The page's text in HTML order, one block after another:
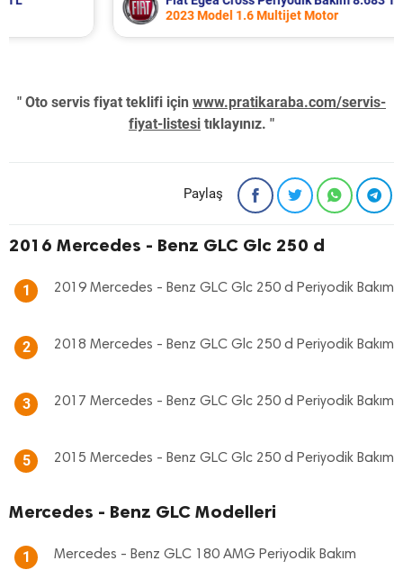
2023 Model 1.6 Multijet Motor
" Oto servis fiyat teklifi için www.pratikaraba.com/servis-
fiyat-listesi tıklayınız. "
Paylaş
2016 Mercedes - Benz GLC Glc 250 d
1 2019 Mercedes - Benz GLC Glc 250 d Periyodik Bakım
2 2018 Mercedes - Benz GLC Glc 250 d Periyodik Bakım
3 2017 Mercedes - Benz GLC Glc 250 d Periyodik Bakım
5 2015 Mercedes - Benz GLC Glc 250 d Periyodik Bakım
Mercedes - Benz GLC Modelleri
1 Mercedes - Benz GLC 180 AMG Periyodik Bakım